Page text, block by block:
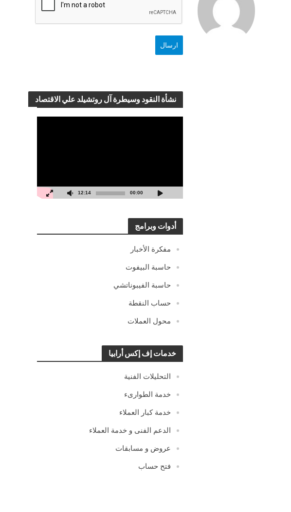
نشأة النقود وسيطرة آل روتشيلد علي الاقتصاد
00:00
12:14
أدوات وبرامج
مفكرة الأخبار
حاسبة البيفوت
حاسبة الفيبوناتشي
حساب النقطة
محول العملات
خدمات إف إكس أرابيا
التحليلات الفنية
خدمة الطوارىء
خدمة كبار العملاء
الدعم الفنى و خدمة العملاء
عروض و مسابقات
فتح حساب